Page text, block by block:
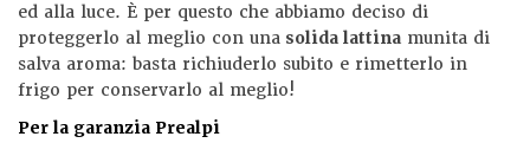
ed alla luce. È per questo che abbiamo deciso di
proteggerlo al meglio con una solida lattina munita di
salva aroma: basta richiuderlo subito e rimetterlo in
frigo per conservarlo al meglio!
Per la garanzia Prealpi